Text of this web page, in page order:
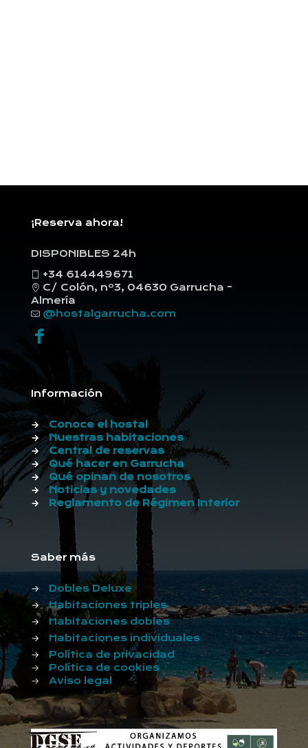
¡Reserva ahora!
DISPONIBLES 24h
+34 614449671
C/ Colón, nº3, 04630 Garrucha -
Almería
@hostalgarrucha.com
Información
→
Conoce el hostal
→
Nuestras habitaciones
→
Central de reservas
→
Qué hacer en Garrucha
→
Qué opinan de nosotros
→
Noticias y novedades
→
Reglamento de Régimen Interior
Saber más
→
Dobles Deluxe
→
Habitaciones triples
→
Habitaciones dobles
→
Habitaciones individuales
→
Política de privacidad
→
Política de cookies
→
Aviso legal